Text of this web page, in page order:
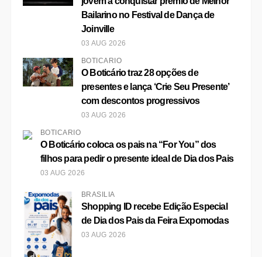
Bailarino no Festival de Dança de
Joinville
03 AUG 2026
BOTICÁRIO
O Boticário traz 28 opções de
presentes e lança ‘Crie Seu Presente’
com descontos progressivos
03 AUG 2026
BOTICÁRIO
O Boticário coloca os pais na “For You” dos
filhos para pedir o presente ideal de Dia dos Pais
03 AUG 2026
BRASÍLIA
Shopping ID recebe Edição Especial
de Dia dos Pais da Feira Expomodas
03 AUG 2026